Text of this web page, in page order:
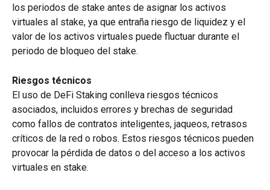
los periodos de stake antes de asignar los activos
virtuales al stake, ya que entraña riesgo de liquidez y el
valor de los activos virtuales puede fluctuar durante el
periodo de bloqueo del stake.
Riesgos técnicos
El uso de DeFi Staking conlleva riesgos técnicos
asociados, incluidos errores y brechas de seguridad
como fallos de contratos inteligentes, jaqueos, retrasos
críticos de la red o robos. Estos riesgos técnicos pueden
provocar la pérdida de datos o del acceso a los activos
virtuales en stake.